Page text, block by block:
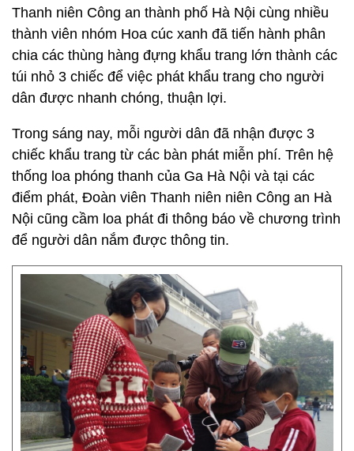
Thanh niên Công an thành phố Hà Nội cùng nhiều
thành viên nhóm Hoa cúc xanh đã tiến hành phân
chia các thùng hàng đựng khẩu trang lớn thành các
túi nhỏ 3 chiếc để việc phát khẩu trang cho người
dân được nhanh chóng, thuận lợi.
Trong sáng nay, mỗi người dân đã nhận được 3
chiếc khẩu trang từ các bàn phát miễn phí. Trên hệ
thống loa phóng thanh của Ga Hà Nội và tại các
điểm phát, Đoàn viên Thanh niên niên Công an Hà
Nội cũng cầm loa phát đi thông báo về chương trình
để người dân nắm được thông tin.